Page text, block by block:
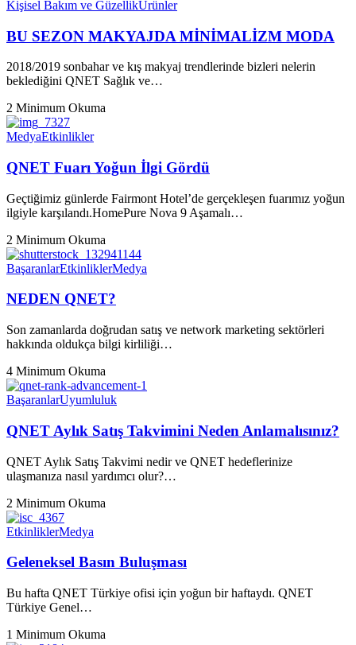
Kişisel Bakım ve GüzellikÜrünler
BU SEZON MAKYAJDA MİNİMALİZM MODA
2018/2019 sonbahar ve kış makyaj trendlerinde bizleri nelerin
beklediğini QNET Sağlık ve…
2 Minimum Okuma
MedyaEtkinlikler
QNET Fuarı Yoğun İlgi Gördü
Geçtiğimiz günlerde Fairmont Hotel’de gerçekleşen fuarımız yoğun
ilgiyle karşılandı.HomePure Nova 9 Aşamalı…
2 Minimum Okuma
BaşaranlarEtkinliklerMedya
NEDEN QNET?
Son zamanlarda doğrudan satış ve network marketing sektörleri
hakkında oldukça bilgi kirliliği…
4 Minimum Okuma
BaşaranlarUyumluluk
QNET Aylık Satış Takvimini Neden Anlamalısınız?
QNET Aylık Satış Takvimi nedir ve QNET hedeflerinize
ulaşmanıza nasıl yardımcı olur?…
2 Minimum Okuma
EtkinliklerMedya
Geleneksel Basın Buluşması
Bu hafta QNET Türkiye ofisi için yoğun bir haftaydı. QNET
Türkiye Genel…
1 Minimum Okuma